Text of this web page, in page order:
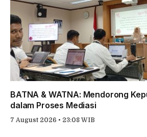
BATNA & WATNA: Mendorong
dalam Proses Mediasi
7 August 2026 • 23:08 WIB